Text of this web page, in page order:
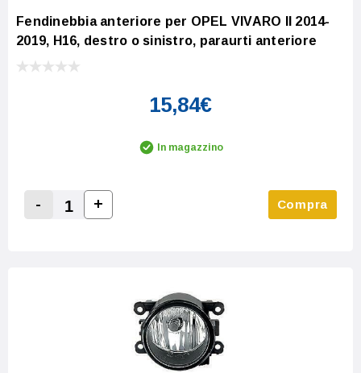
Fendinebbia anteriore per OPEL VIVARO II 2014-
2019, H16, destro o sinistro, paraurti anteriore
15,84€
In magazzino
Decrease Quantity:
-
Increase Quantity:
+ Compra